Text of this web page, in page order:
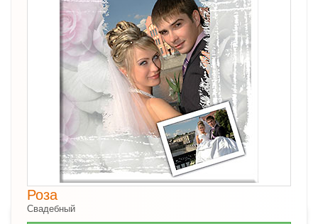
Роза
Свадебный